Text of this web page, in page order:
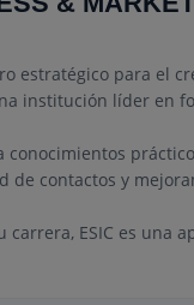
estratégico para el
institución líder en
conocimientos
contactos y
ESIC es una